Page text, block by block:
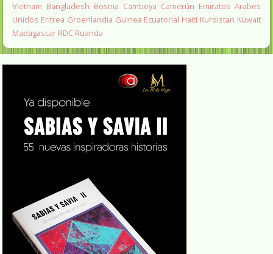
Vietnam Bangladesh Bosnia Camboya Camerún Emiratos Arabes
Unidos Eritrea Groenlandia Guinea Ecuatorial Haití Kurdistan Kuwait
Madagascar RDC Ruanda